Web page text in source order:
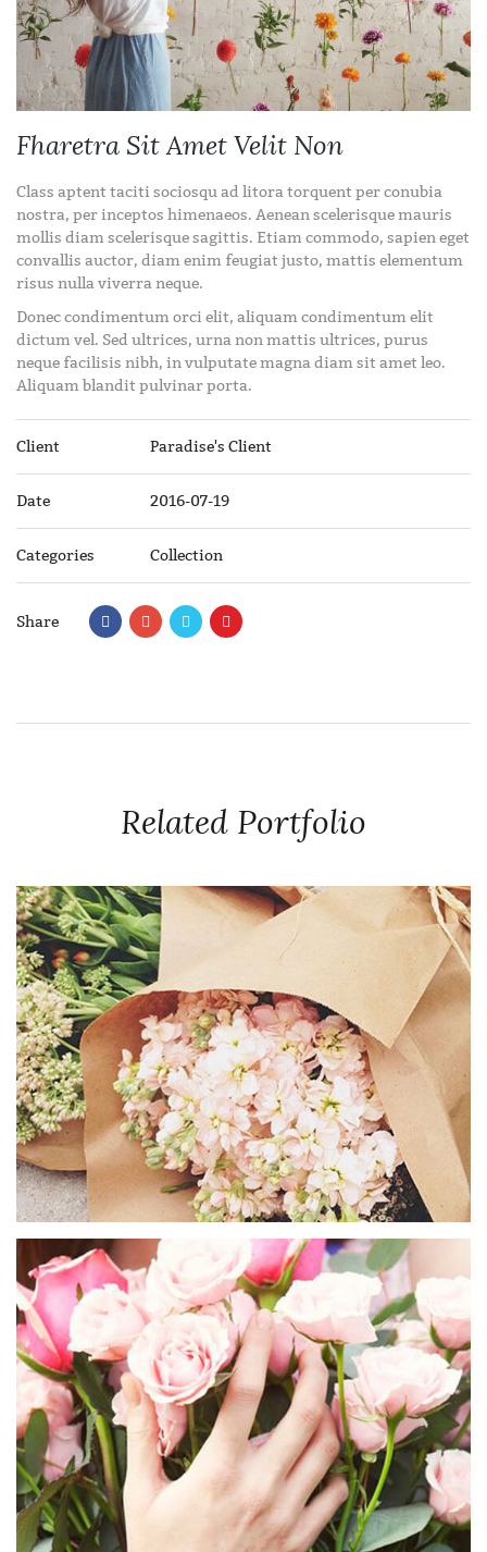
Fharetra Sit Amet Velit Non
Class aptent taciti sociosqu ad litora torquent per conubia
nostra, per inceptos himenaeos. Aenean scelerisque mauris
mollis diam scelerisque sagittis. Etiam commodo, sapien eget
convallis auctor, diam enim feugiat justo, mattis elementum
risus nulla viverra neque.
Donec condimentum orci elit, aliquam condimentum elit
dictum vel. Sed ultrices, urna non mattis ultrices, purus
neque facilisis nibh, in vulputate magna diam sit amet leo.
Aliquam blandit pulvinar porta.
Client Paradise's Client
Date 2016-07-19
Categories Collection
Share
Related Portfolio